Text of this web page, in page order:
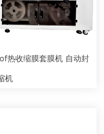
热收缩膜套膜机 自动封
机